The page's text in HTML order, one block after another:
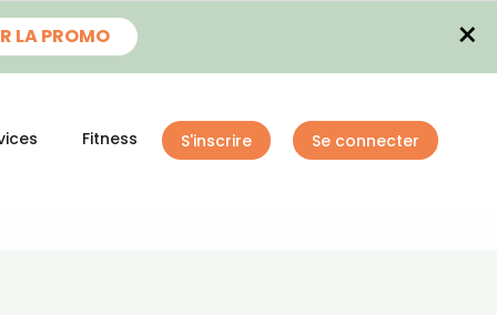
LA PROMO ×
Fitness S'inscrire Se connecter